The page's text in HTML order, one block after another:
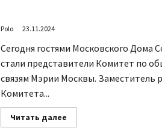
Polo 23.11.2024
Сегодня гостями Московского Дома
стали представители Комитет по
связям Мэрии Москвы. Заместитель
Комитета...
Читать далееПрочитать
больше
Set Youtube
Channel ID